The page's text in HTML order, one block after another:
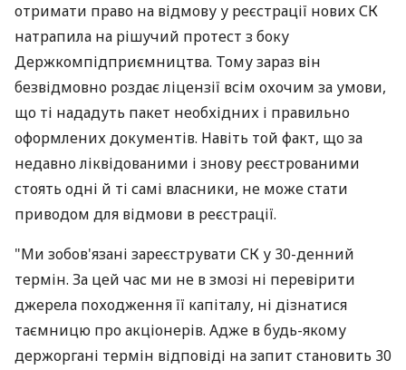
отримати право на відмову у реєстрації нових СК
натрапила на рішучий протест з боку
Держкомпідприємництва. Тому зараз він
безвідмовно роздає ліцензії всім охочим за умови,
що ті нададуть пакет необхідних і правильно
оформлених документів. Навіть той факт, що за
недавно ліквідованими і знову реєстрованими
стоять одні й ті самі власники, не може стати
приводом для відмови в реєстрації.
"Ми зобов'язані зареєструвати СК у 30-денний
термін. За цей час ми не в змозі ні перевірити
джерела походження її капіталу, ні дізнатися
таємницю про акціонерів. Адже в будь-якому
держоргані термін відповіді на запит становить 30